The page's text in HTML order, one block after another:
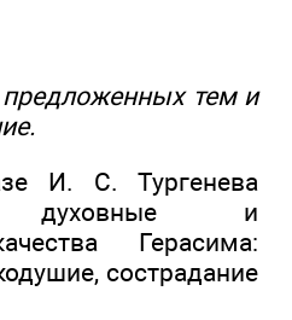
тем и
И. С. Тургенева
духовные и
Герасима:
сострадание